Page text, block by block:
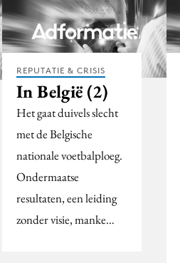
REPUTATIE & CRISIS
In België (2)
Het gaat duivels slecht
met de Belgische
nationale voetbalploeg.
Ondermaatse
resultaten, een leiding
zonder visie, manke…